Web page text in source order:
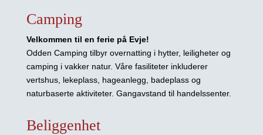
Camping
Velkommen til en ferie på Evje!
Odden Camping tilbyr overnatting i hytter, leiligheter og
camping i vakker natur. Våre fasiliteter inkluderer
vertshus, lekeplass, hageanlegg, badeplass og
naturbaserte aktiviteter. Gangavstand til handelssenter.
Beliggenhet